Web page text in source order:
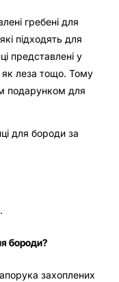
гребені для
підходять для
представлені у
як леза тощо. Тому
подарунком для
для бороди за
бороди?
захоплених